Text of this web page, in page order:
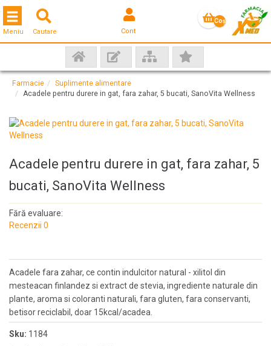
Cautare Cont
Coş
Toggle navigation
Meniu
Farmacie
Suplimente alimentare
Acadele pentru durere in gat, fara zahar, 5 bucati, SanoVita Wellness
Acadele pentru durere in gat, fara zahar, 5
bucati, SanoVita Wellness
Fără evaluare:
Recenzii 0
Acadele fara zahar, ce contin indulcitor natural - xilitol din
mesteacan finlandez si extract de stevia, ingrediente naturale din
plante, aroma si coloranti naturali, fara gluten, fara conservanti,
betisor reciclabil, doar 15kcal/acadea.
Sku: 1184